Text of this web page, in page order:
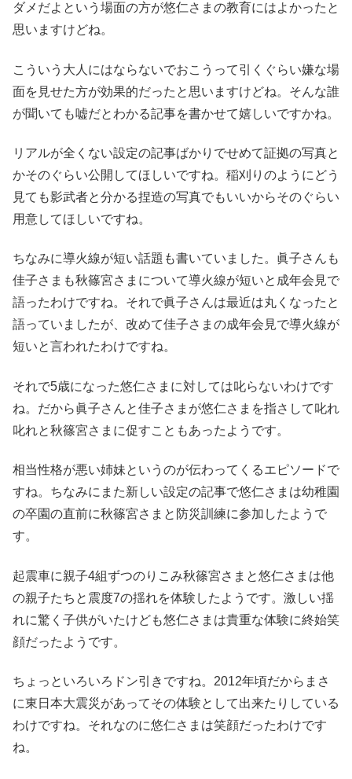
ダメだよという場面の方が悠仁さまの教育にはよかったと
思いますけどね。
こういう大人にはならないでおこうって引くぐらい嫌な場
面を見せた方が効果的だったと思いますけどね。そんな誰
が聞いても嘘だとわかる記事を書かせて嬉しいですかね。
リアルが全くない設定の記事ばかりでせめて証拠の写真と
かそのぐらい公開してほしいですね。稲刈りのようにどう
見ても影武者と分かる捏造の写真でもいいからそのぐらい
用意してほしいですね。
ちなみに導火線が短い話題も書いていました。眞子さんも
佳子さまも秋篠宮さまについて導火線が短いと成年会見で
語ったわけですね。それで眞子さんは最近は丸くなったと
語っていましたが、改めて佳子さまの成年会見で導火線が
短いと言われたわけですね。
それで5歳になった悠仁さまに対しては叱らないわけです
ね。だから眞子さんと佳子さまが悠仁さまを指さして叱れ
叱れと秋篠宮さまに促すこともあったようです。
相当性格が悪い姉妹というのが伝わってくるエピソードで
すね。ちなみにまた新しい設定の記事で悠仁さまは幼稚園
の卒園の直前に秋篠宮さまと防災訓練に参加したようで
す。
起震車に親子4組ずつのりこみ秋篠宮さまと悠仁さまは他
の親子たちと震度7の揺れを体験したようです。激しい揺
れに驚く子供がいたけども悠仁さまは貴重な体験に終始笑
顔だったようです。
ちょっといろいろドン引きですね。2012年頃だからまさ
に東日本大震災があってその体験として出来たりしている
わけですね。それなのに悠仁さまは笑顔だったわけです
ね。